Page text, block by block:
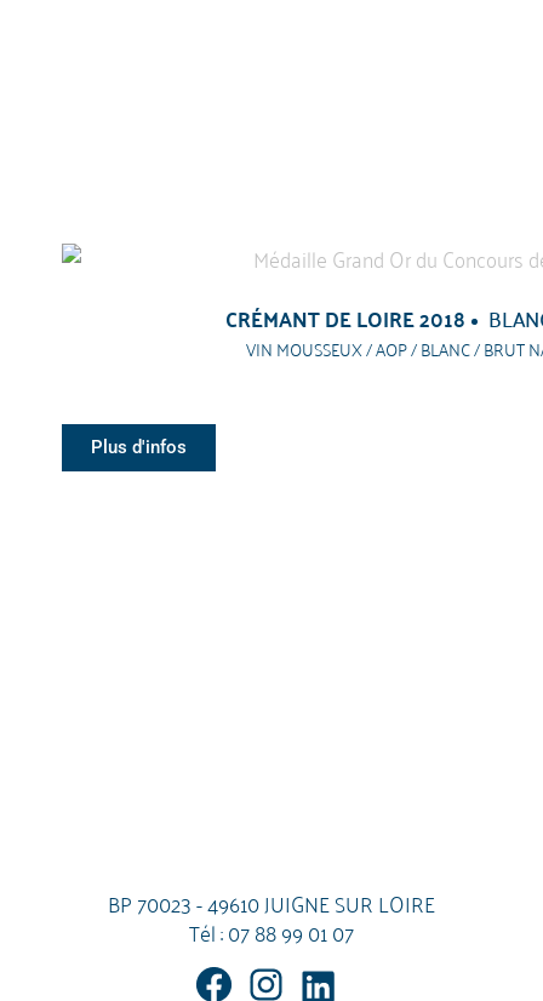
CRÉMANT DE LOIRE 2018
VIN MOUSSEUX / AOP / BLANC / BRUT
Plus d'infos
BP 70023 - 49610 JUIGNE SUR LOIRE
Tél :07 88 99 01 07